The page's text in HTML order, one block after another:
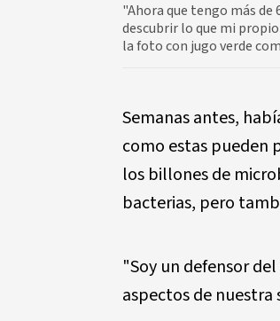
"Ahora que tengo más
descubrir lo que mi
la foto con jugo verde
Semanas antes,
como estas pueden
los billones de
bacterias, pero
"Soy un defensor
aspectos de nuestra